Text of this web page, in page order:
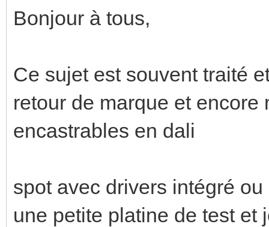
Bonjour à tous,
Ce sujet est souvent traité
retour de marque et
encastrables en dali
spot avec drivers intégré
une petite platine de test et